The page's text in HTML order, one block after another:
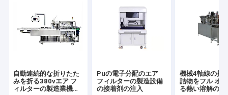
自動連続的な折りたた
みを折る380vエア フ
ィルターの製造業機械
Puの電子分配のエア
フィルターの製造設備
の接着剤の注入
機械4軸線の接
詰物をフル オ
る熱い溶解のエ